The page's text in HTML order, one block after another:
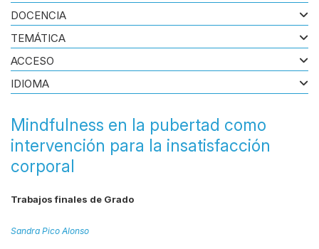
Mindfulness en la pubertad como
intervención para la insatisfacción
corporal
Trabajos finales de Grado
Sandra Pico Alonso
DOCENCIA
TEMÁTICA
ACCESO
IDIOMA